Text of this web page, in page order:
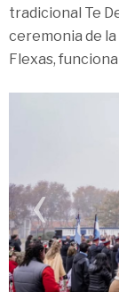
tradicional Te
ceremonia de
Flexas,
‹